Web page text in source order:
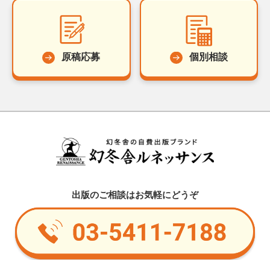
原稿応募 個別相談
出版のご相談はお気軽にどうぞ